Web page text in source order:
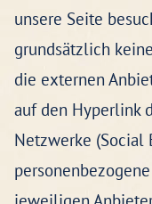
unsere Seite
grundsätzlich
die externen
auf den Hyperlink
Netzwerke (Social